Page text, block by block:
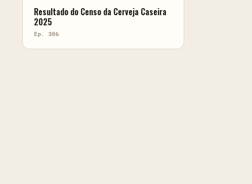
Resultado do Censo da Cerveja Caseira
2025
Ep. 306